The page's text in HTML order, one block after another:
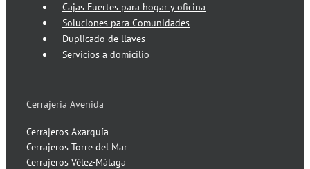
Cajas Fuertes para hogar y oficina
Soluciones para Comunidades
Duplicado de llaves
Servicios a domicilio
Cerrajeria Avenida
Cerrajeros Axarquía
Cerrajeros Torre del Mar
Cerrajeros Vélez-Málaga